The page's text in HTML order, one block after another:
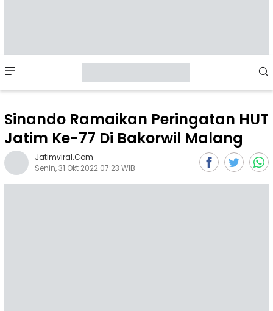
Menu
Sinando Ramaikan Peringatan HUT
Jatim Ke-77 Di Bakorwil Malang
Jatimviral.com
Senin, 31 Okt 2022 07:23 WIB